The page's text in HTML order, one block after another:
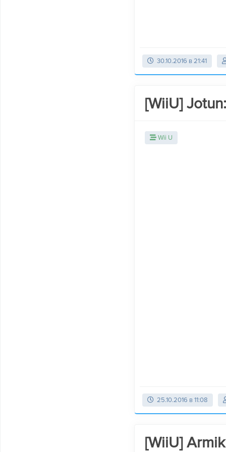
30.10.2016 в 21:41
[WiiU]
Wii U
25.10.2016 в 11:08
[WiiU]